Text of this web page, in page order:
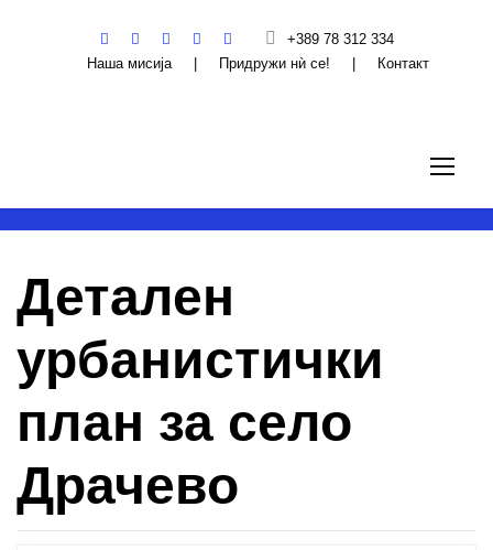
+389 78 312 334
Наша мисија
Придружи нѝ се! Контакт
Детален
урбанистички
план за село
Драчево